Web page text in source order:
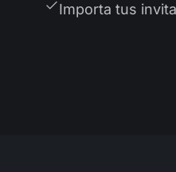
Importa tus